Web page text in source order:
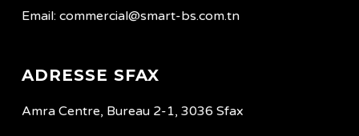
Email: commercial@smart-bs.com.tn
ADRESSE SFAX
Amra Centre, Bureau 2-1, 3036 Sfax